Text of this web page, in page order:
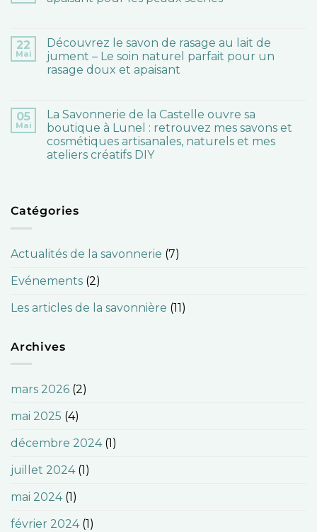
22
Mai
Découvrez le savon de rasage au lait de
jument – Le soin naturel parfait pour un
rasage doux et apaisant
05
Mai
La Savonnerie de la Castelle ouvre sa
boutique à Lunel : retrouvez mes savons et
cosmétiques artisanales, naturels et mes
ateliers créatifs DIY
Catégories
Actualités de la savonnerie (7)
Evénements (2)
Les articles de la savonnière (11)
Archives
mars 2026 (2)
mai 2025 (4)
décembre 2024(1)
juillet 2024(1)
mai 2024(1)
février 2024(1)